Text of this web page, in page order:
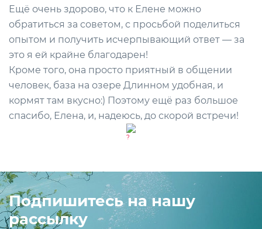
Ещё очень здорово, что к Елене можно
обратиться за советом, с просьбой поделиться
опытом и получить исчерпывающий ответ — за
это я ей крайне благодарен!
Кроме того, она просто приятный в общении
человек, база на озере Длинном удобная, и
кормят там вкусно:) Поэтому ещё раз большое
спасибо, Елена, и, надеюсь, до скорой встречи!
Подпишитесь на нашу
рассылку